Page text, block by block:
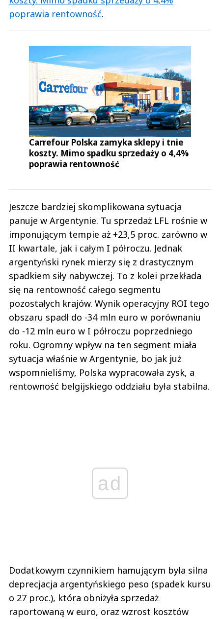
poprawia rentowność.
Carrefour Polska zamyka sklepy i tnie
koszty. Mimo spadku sprzedaży o 4,4%
poprawia rentowność
Jeszcze bardziej skomplikowana sytuacja
panuje w Argentynie. Tu sprzedaż LFL rośnie w
imponującym tempie aż +23,5 proc. zarówno w
II kwartale, jak i całym I półroczu. Jednak
argentyński rynek mierzy się z drastycznym
spadkiem siły nabywczej. To z kolei przekłada
się na rentowność całego segmentu
pozostałych krajów. Wynik operacyjny ROI tego
obszaru spadł do -34 mln euro w porównaniu
do -12 mln euro w I półroczu poprzedniego
roku. Ogromny wpływ na ten segment miała
sytuacja właśnie w Argentynie, bo jak już
wspomnieliśmy, Polska wypracowała zysk, a
rentowność belgijskiego oddziału była stabilna.
ad
Dodatkowym czynnikiem hamującym była silna
deprecjacja argentyńskiego peso (spadek kursu
o 27 proc.), która obniżyła sprzedaż
raportowaną w euro, oraz wzrost kosztów